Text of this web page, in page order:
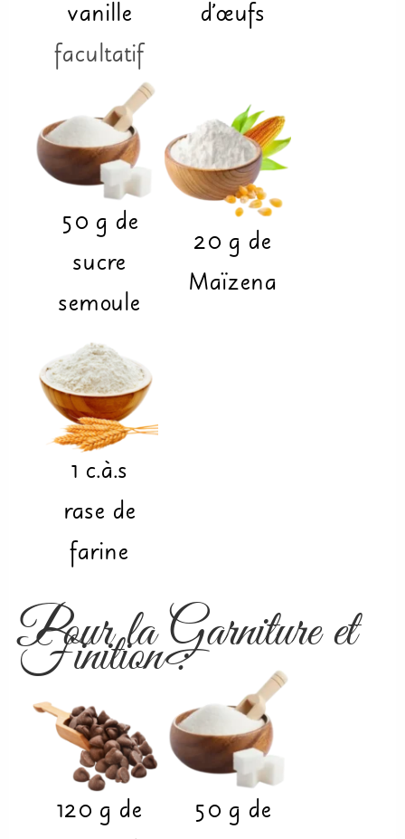
vanille
facultatif
d'œufs
50 g de
sucre
semoule
20 g de
Maïzena
1 c.à.s
rase de
farine
Pour la Garniture et
Finition :
120 g de
50 g de